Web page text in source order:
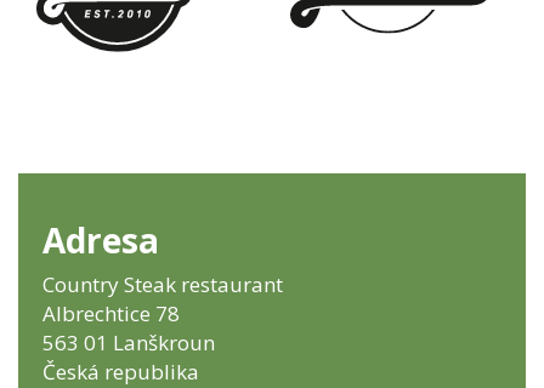
Adresa
Country Steak restaurant
Albrechtice 78
563 01 Lanškroun
Česká republika